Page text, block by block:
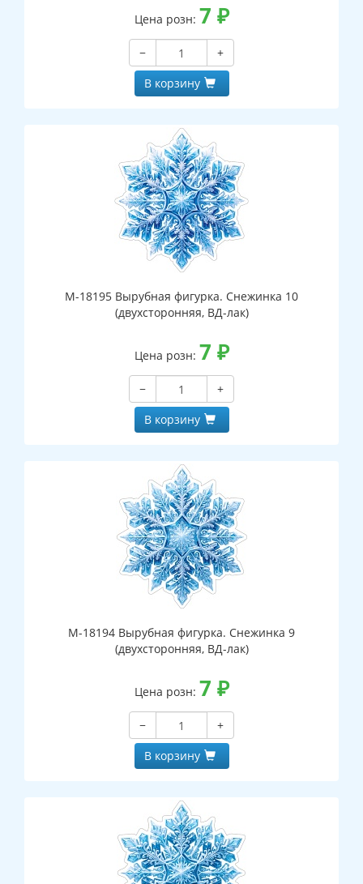
Цена розн: 7 ₽
−
+
В корзину
М-18195 Вырубная фигурка. Снежинка 10
(двухсторонняя, ВД-лак)
Цена розн: 7 ₽
−
+
В корзину
М-18194 Вырубная фигурка. Снежинка 9
(двухсторонняя, ВД-лак)
Цена розн: 7 ₽
−
+
В корзину